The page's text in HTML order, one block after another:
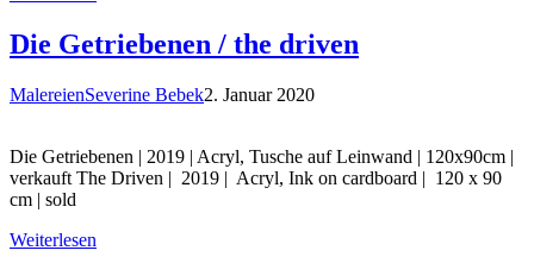
Die Getriebenen / the driven
MalereienSeverine Bebek2. Januar 2020
Die Getriebenen | 2019 | Acryl, Tusche auf Leinwand | 120x90cm |
verkauft The Driven | 2019 | Acryl, Ink on cardboard | 120 x 90
cm | sold
Weiterlesen